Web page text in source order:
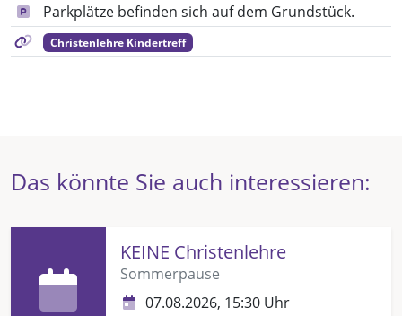
Parkplätze befinden sich auf dem Grundstück.
Christenlehre Kindertreff
Das könnte Sie auch interessieren:
KEINE Christenlehre
Sommerpause
07.08.2026, 15:30 Uhr